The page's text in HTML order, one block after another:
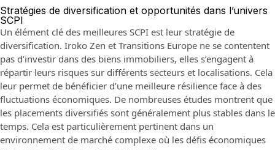
Stratégies de diversification et opportunités dans l’univers
SCPI
Un élément clé des meilleures SCPI est leur stratégie de
diversification. Iroko Zen et Transitions Europe ne se contentent
pas d’investir dans des biens immobiliers, elles s’engagent à
répartir leurs risques sur différents secteurs et localisations. Cela
leur permet de bénéficier d’une meilleure résilience face à des
fluctuations économiques. De nombreuses études montrent que
les placements diversifiés sont généralement plus stables dans le
temps. Cela est particulièrement pertinent dans un
environnement de marché complexe où les défis économiques